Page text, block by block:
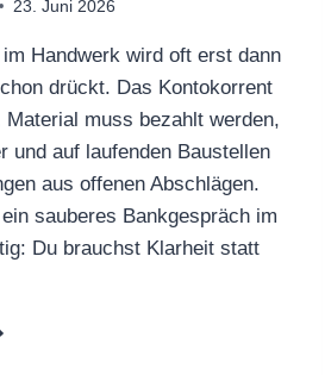
23. Juni 2026
Handwerk wird oft erst dann
drückt. Das Kontokorrent
muss bezahlt werden,
und auf laufenden Baustellen
aus offenen Abschlägen.
sauberes Bankgespräch im
Du brauchst Klarheit statt